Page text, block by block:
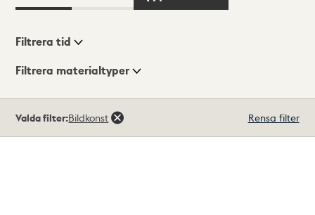
Visningsläge
Filtrera tid
Filtrera materialtyper
träffar
Valda filter:Bildkonst Rensa filter